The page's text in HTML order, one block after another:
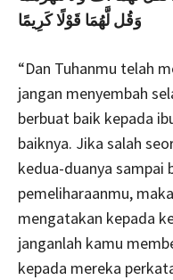
وَقُل لَّهُمَا قَوْلًا كَرِيمًا
“Dan Tuhanmu telah
jangan menyembah
berbuat baik kepada
baiknya. Jika salah
kedua-duanya sampai
pemeliharaanmu,
mengatakan kepada
janganlah kamu
kepada mereka